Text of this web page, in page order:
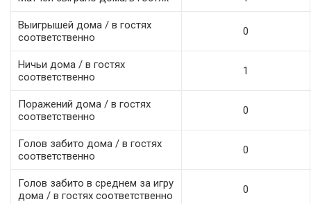
Выигрышей дома / в гостях
соответственно
0
Ничьи дома / в гостях
соответственно
1
Поражений дома / в гостях
соответственно
0
Голов забито дома / в гостях
соответственно
0
Голов забито в среднем за игру
дома / в гостях соответственно
0